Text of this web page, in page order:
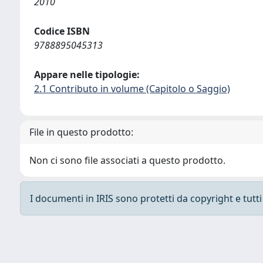
Codice ISBN
9788895045313
Appare nelle tipologie:
2.1 Contributo in volume (Capitolo o Saggio)
File in questo prodotto:
Non ci sono file associati a questo prodotto.
I documenti in IRIS sono protetti da copyright e